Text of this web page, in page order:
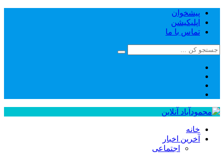
پیشخوان
اپلیکیشن
تماس با ما
خانه
آخرین اخبار
اجتماعی